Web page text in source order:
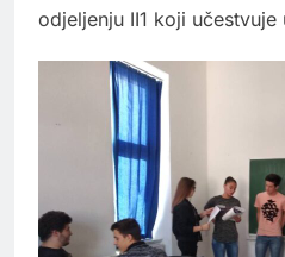
odjeljenju II1 koji učestvuje